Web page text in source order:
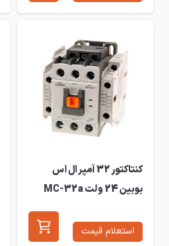
کنتاکتور 32 آمپر ال اس
بوبین 24 ولت MC-32a
استعلام قیمت